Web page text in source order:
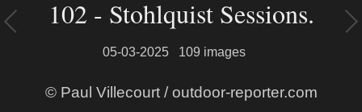
102 - Stohlquist Sessions.
05-03-2025 109 images
© Paul Villecourt / outdoor-reporter.com